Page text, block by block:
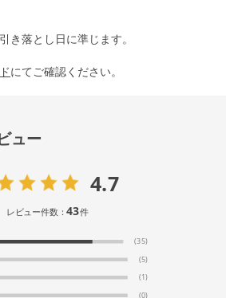
き落とし日に準じます。
にてご確認ください。
ュー
4.7
レビュー件数：43件
(35)
(5)
(1)
(0)